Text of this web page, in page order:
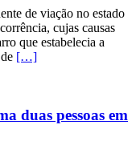
de viação no estado
cujas causas
que estabelecia a
[…]
duas pessoas em